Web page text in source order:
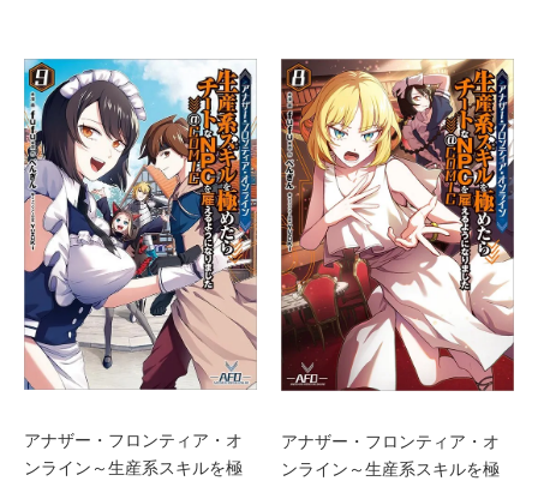
アナザー・フロンティア・オ
ンライン～生産系スキルを極
アナザー・フロンティア・オ
ンライン～生産系スキルを極